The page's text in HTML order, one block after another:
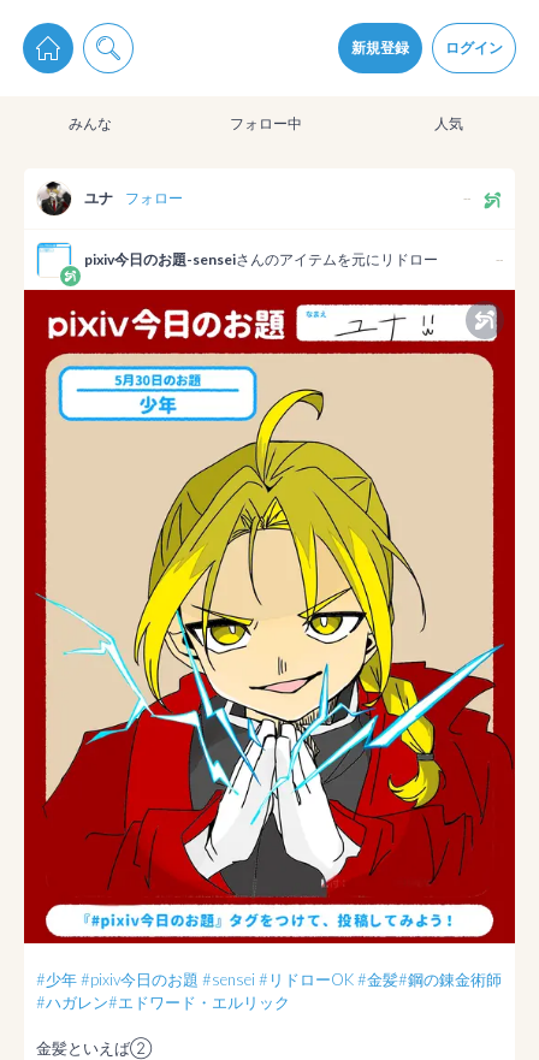
新規登録 ログイン
pixiv Sketchは2024年5月28日付で プライパシーポリシーを改定しました。
通知を受け取るにはここをクリックします
pixiv Sketchアプリでさらに快適に！
みんな フォロー中 人気
ユナ フォロー --
pixiv今日のお題-senseiさんのアイテムを元にリドロー --
#少年#pixiv今日のお題 #sensei #リドローOK#金髪#鋼の錬金術師
#ハガレン#エドワード・エルリック
金髪といえば②